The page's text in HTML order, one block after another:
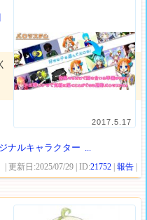
2017.5.17
ナルキャラクター ...
| 更新日:2025/07/29 | ID:21752 |報告